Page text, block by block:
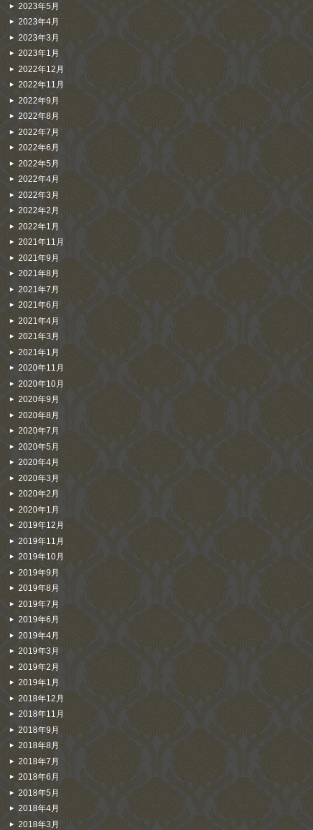
2023年5月
2023年4月
2023年3月
2023年1月
2022年12月
2022年11月
2022年9月
2022年8月
2022年7月
2022年6月
2022年5月
2022年4月
2022年3月
2022年2月
2022年1月
2021年11月
2021年9月
2021年8月
2021年7月
2021年6月
2021年4月
2021年3月
2021年1月
2020年11月
2020年10月
2020年9月
2020年8月
2020年7月
2020年5月
2020年4月
2020年3月
2020年2月
2020年1月
2019年12月
2019年11月
2019年10月
2019年9月
2019年8月
2019年7月
2019年6月
2019年4月
2019年3月
2019年2月
2019年1月
2018年12月
2018年11月
2018年9月
2018年8月
2018年7月
2018年6月
2018年5月
2018年4月
2018年3月